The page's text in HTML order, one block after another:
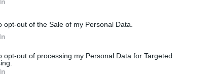
opt-out of the Sale of my Personal Data.
opt-out of processing my Personal Data for Targeted
αφήνοντας σύξυλους τους
να επέμβει ο επίτροπος του